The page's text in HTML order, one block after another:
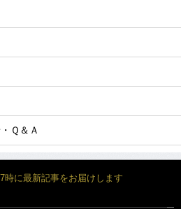
Ｑ＆Ａ
時に最新記事をお届けします